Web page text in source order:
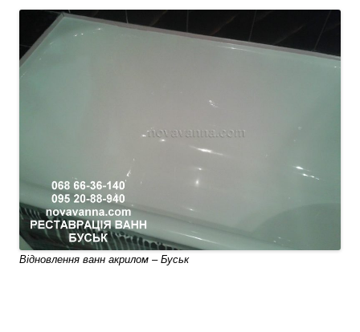
Відновлення ванн акрилом – Буськ